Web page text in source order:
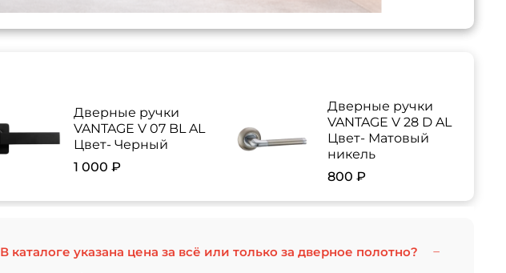
Дверные ручки
VANTAGE V 07 BL AL
Цвет- Черный
1 000 ₽
Дверные ручки
VANTAGE V 28 D AL
Цвет- Матовый
никель
800 ₽
В каталоге указана цена за всё или только за дверное полотно?